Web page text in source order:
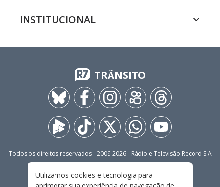
INSTITUCIONAL
TRÂNSITO
Todos os direitos reservados - 2009-2026- Rádio e Televisão Record S.A
FALE CONOSCO PRIVACIDADE
Utilizamos cookies e tecnologia para